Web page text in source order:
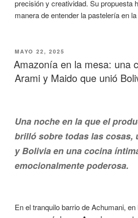
precisión y creatividad. Su propuesta
manera de entender la pastelería en
MAYO 22, 2025
Amazonía en la mesa: una
Arami y Maido que unió
Una noche en la que el
brilló sobre todas las cosas,
y Bolivia en una cocina
emocionalmente poderosa.
En el tranquilo barrio de Achumani,